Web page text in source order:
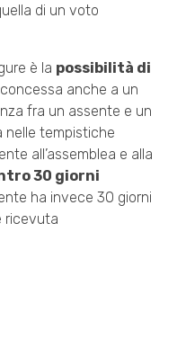
di un voto
è la possibilità di
anche a un
fra un assente e un
nelle tempistiche
all’assemblea e alla
30 giorni
ha invece 30 giorni
ricevuta